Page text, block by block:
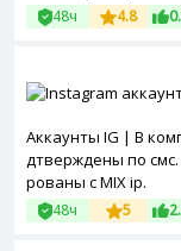
48ч 4.8
Аккаунты IG | В
дтверждены по
рованы с MIX ip.
48ч 5